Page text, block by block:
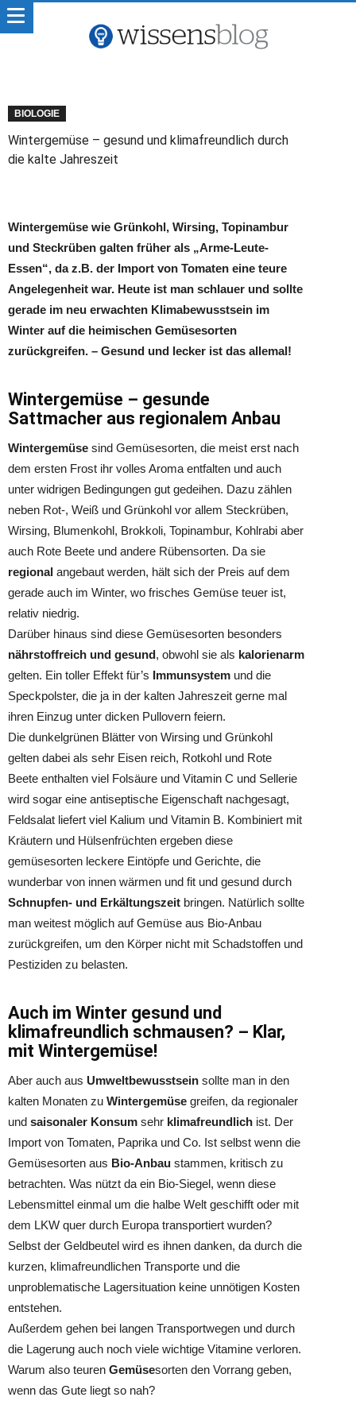
BIOLOGIE
Wintergemüse – gesund und klimafreundlich durch
die kalte Jahreszeit
Wintergemüse wie Grünkohl, Wirsing, Topinambur
und Steckrüben galten früher als „Arme-Leute-
Essen“, da z.B. der Import von Tomaten eine teure
Angelegenheit war. Heute ist man schlauer und sollte
gerade im neu erwachten Klimabewusstsein im
Winter auf die heimischen Gemüsesorten
zurückgreifen. – Gesund und lecker ist das allemal!
Wintergemüse – gesunde
Sattmacher aus regionalem Anbau
Wintergemüse sind Gemüsesorten, die meist erst nach
dem ersten Frost ihr volles Aroma entfalten und auch
unter widrigen Bedingungen gut gedeihen. Dazu zählen
neben Rot-, Weiß und Grünkohl vor allem Steckrüben,
Wirsing, Blumenkohl, Brokkoli, Topinambur, Kohlrabi aber
auch Rote Beete und andere Rübensorten. Da sie
regional angebaut werden, hält sich der Preis auf dem
gerade auch im Winter, wo frisches Gemüse teuer ist,
relativ niedrig.
Darüber hinaus sind diese Gemüsesorten besonders
nährstoffreich und gesund, obwohl sie als kalorienarm
gelten. Ein toller Effekt für’s Immunsystem und die
Speckpolster, die ja in der kalten Jahreszeit gerne mal
ihren Einzug unter dicken Pullovern feiern.
Die dunkelgrünen Blätter von Wirsing und Grünkohl
gelten dabei als sehr Eisen reich, Rotkohl und Rote
Beete enthalten viel Folsäure und Vitamin C und Sellerie
wird sogar eine antiseptische Eigenschaft nachgesagt,
Feldsalat liefert viel Kalium und Vitamin B. Kombiniert mit
Kräutern und Hülsenfrüchten ergeben diese
gemüsesorten leckere Eintöpfe und Gerichte, die
wunderbar von innen wärmen und fit und gesund durch
Schnupfen- und Erkältungszeit bringen. Natürlich sollte
man weitest möglich auf Gemüse aus Bio-Anbau
zurückgreifen, um den Körper nicht mit Schadstoffen und
Pestiziden zu belasten.
Auch im Winter gesund und
klimafreundlich schmausen? – Klar,
mit Wintergemüse!
Aber auch aus Umweltbewusstsein sollte man in den
kalten Monaten zu Wintergemüse greifen, da regionaler
und saisonaler Konsum sehr klimafreundlich ist. Der
Import von Tomaten, Paprika und Co. Ist selbst wenn die
Gemüsesorten aus Bio-Anbau stammen, kritisch zu
betrachten. Was nützt da ein Bio-Siegel, wenn diese
Lebensmittel einmal um die halbe Welt geschifft oder mit
dem LKW quer durch Europa transportiert wurden?
Selbst der Geldbeutel wird es ihnen danken, da durch die
kurzen, klimafreundlichen Transporte und die
unproblematische Lagersituation keine unnötigen Kosten
entstehen.
Außerdem gehen bei langen Transportwegen und durch
die Lagerung auch noch viele wichtige Vitamine verloren.
Warum also teuren Gemüsesorten den Vorrang geben,
wenn das Gute liegt so nah?